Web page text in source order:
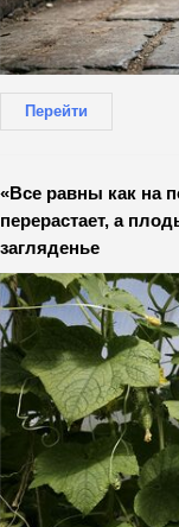
Перейти
«Все равны как на
перерастает, а
загляденье